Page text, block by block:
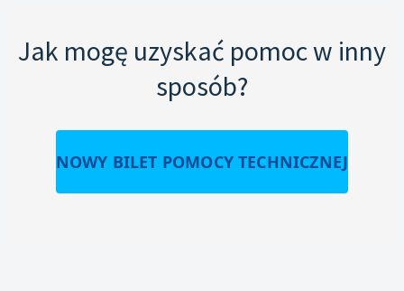
Jak mogę uzyskać pomoc w inny
sposób?
NOWY BILET POMOCY TECHNICZNEJ